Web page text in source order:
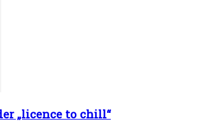
„licence to chill“